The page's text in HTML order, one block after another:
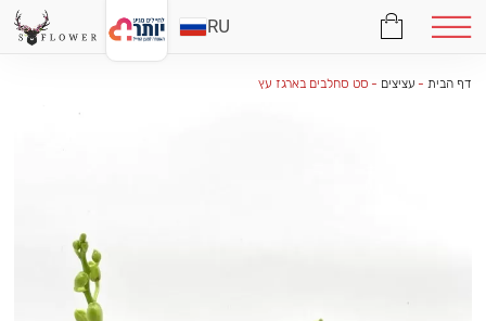
דף הבית - עציצים - סט סחלבים בארגז עץ
RU